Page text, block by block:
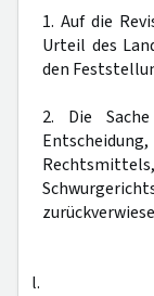
1. Auf die
Urteil des
den
2. Die
l.